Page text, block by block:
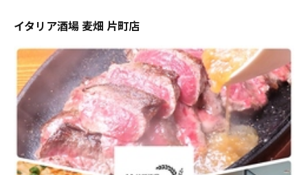
イタリア酒場 麦畑 片町店